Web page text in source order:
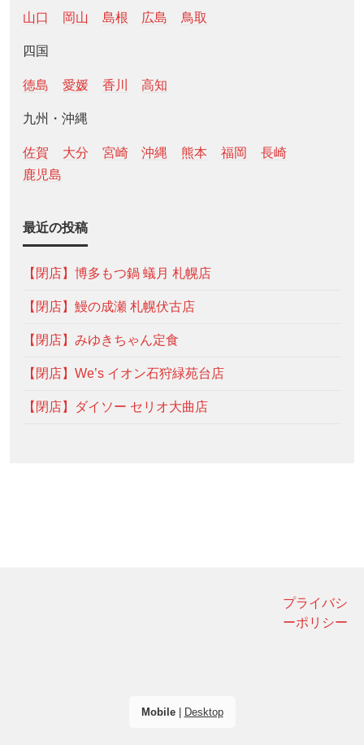
山口 岡山 島根 広島 鳥取
四国
徳島 愛媛 香川 高知
九州・沖縄
佐賀 大分 宮崎 沖縄 熊本 福岡
長崎
鹿児島
最近の投稿
【閉店】博多もつ鍋 蟻月 札幌店
【閉店】鰻の成瀬 札幌伏古店
【閉店】みゆきちゃん定食
【閉店】We’s イオン石狩緑苑台店
【閉店】ダイソー セリオ大曲店
プライバシ
ーポリシー
Mobile| Desktop